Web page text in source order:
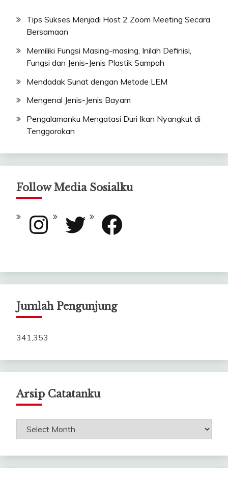
Tips Sukses Menjadi Host 2 Zoom Meeting Secara
Bersamaan
Memiliki Fungsi Masing-masing, Inilah Definisi,
Fungsi dan Jenis-Jenis Plastik Sampah
Mendadak Sunat dengan Metode LEM
Mengenal Jenis-Jenis Bayam
Pengalamanku Mengatasi Duri Ikan Nyangkut di
Tenggorokan
Follow Media Sosialku
Instagram Twitter Facebook
Jumlah Pengunjung
341,353
Arsip Catatanku
Arsip